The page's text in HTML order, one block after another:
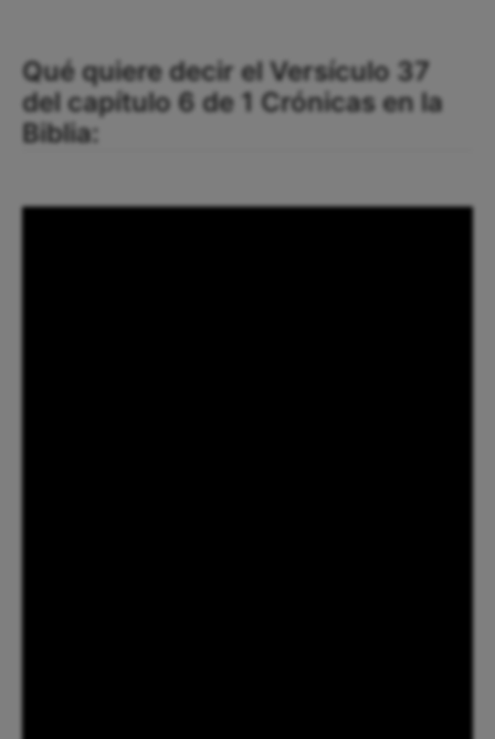
Qué quiere decir el Versículo 37
del capítulo 6 de 1 Crónicas en la
Biblia: